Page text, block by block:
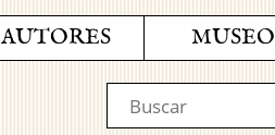
AUTORES MUSEO